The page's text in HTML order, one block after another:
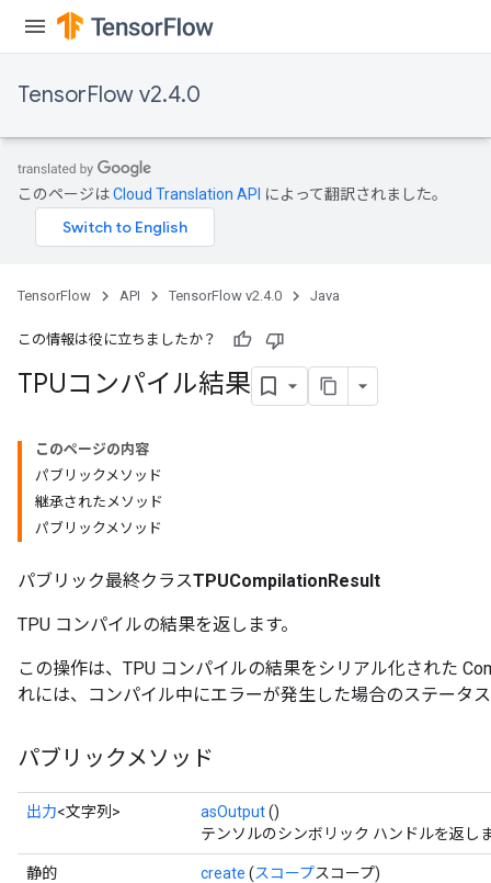
TensorFlow v2.4.0
このページはCloud Translation API によって翻訳されました。
TensorFlow API TensorFlow v2.4.0 Java
この情報は役に立ちましたか？
TPUコンパイル結果
このページの内容
パブリックメソッド
継承されたメソッド
パブリックメソッド
パブリック最終クラスTPUCompilationResult
TPU コンパイルの結果を返します。
この操作は、TPU コンパイルの結果をシリアル化された
れには、コンパイル中にエラーが発生した場合のステータ
パブリックメソッド
出力<文字列> asOutput()
テンソルのシンボリック ハンドルを返し
静的
create (スコープスコープ)